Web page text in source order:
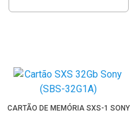
CARTÃO DE MEMÓRIA SXS-1 SONY